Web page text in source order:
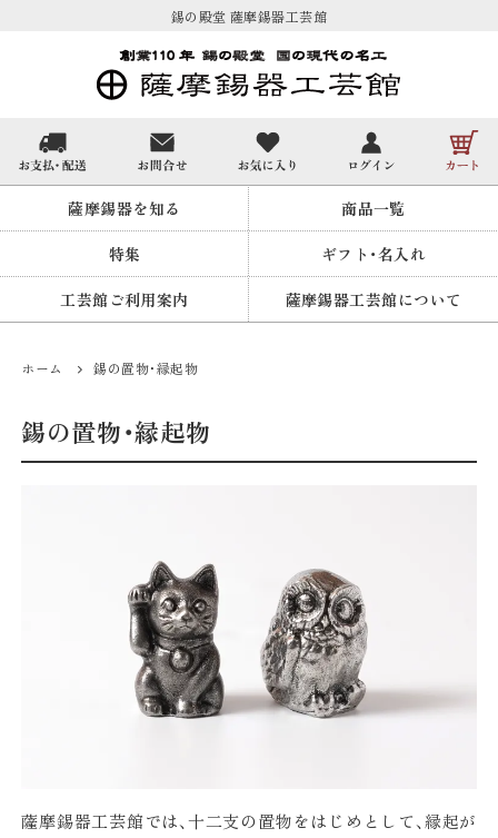
錫の殿堂 薩摩錫器工芸館
薩摩錫器を知る 商品一覧
特集 ギフト・名入れ
工芸館ご利用案内 薩摩錫器工芸館について
ホーム 錫の置物・縁起物
錫の置物・縁起物
薩摩錫器工芸館では、十二支の置物をはじめとして、縁起が